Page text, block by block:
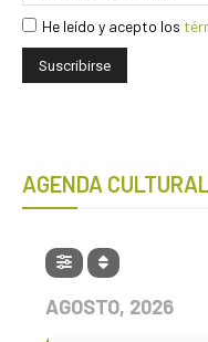
He leído y acepto los
AGENDA
AGOSTO, 2026